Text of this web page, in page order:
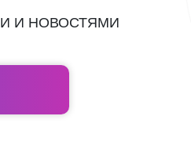
И НОВОСТЯМИ